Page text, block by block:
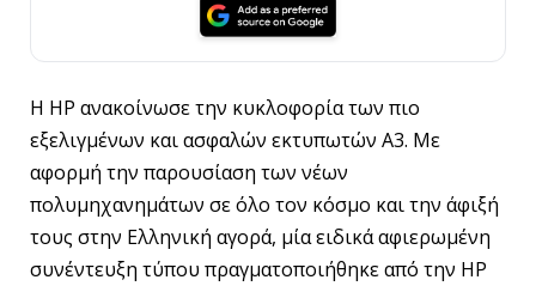
Η HP ανακοίνωσε την κυκλοφορία των πιο
εξελιγμένων και ασφαλών εκτυπωτών A3. Με
αφορμή την παρουσίαση των νέων
πολυμηχανημάτων σε όλο τον κόσμο και την άφιξή
τους στην Ελληνική αγορά, μία ειδικά αφιερωμένη
συνέντευξη τύπου πραγματοποιήθηκε από την HP